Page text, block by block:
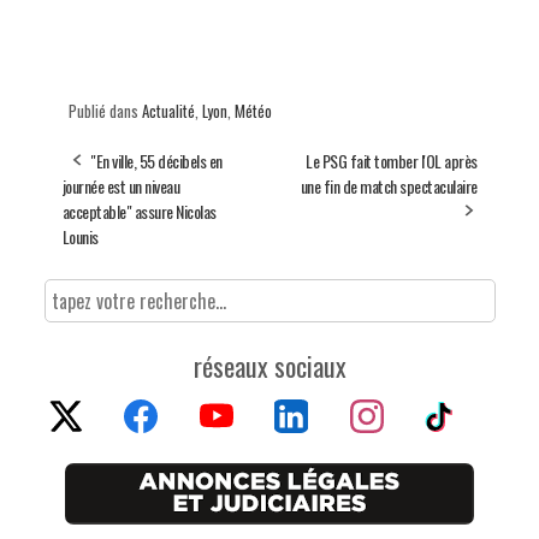
Publié dans Actualité Lyon Météo
"En ville, 55 décibels en
journée est un niveau
acceptable" assure Nicolas
Lounis
Le PSG fait tomber l'OL après
une fin de match spectaculaire
réseaux sociaux